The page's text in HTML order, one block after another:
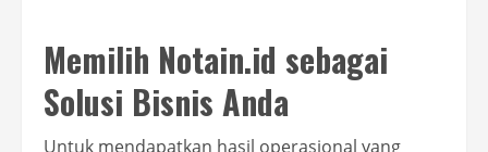
Memilih Notain.id sebagai
Solusi Bisnis Anda
Untuk mendapatkan hasil operasional yang